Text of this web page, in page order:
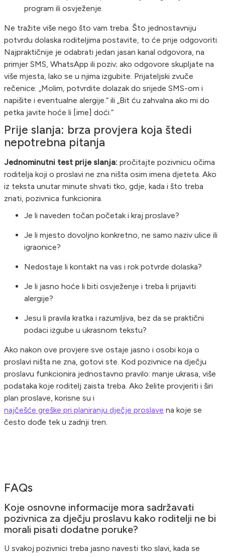
program ili osvježenje.
Ne tražite više nego što vam treba. Što jednostavniju
potvrdu dolaska roditeljima postavite, to će prije odgovoriti.
Najpraktičnije je odabrati jedan jasan kanal odgovora, na
primjer SMS, WhatsApp ili poziv; ako odgovore skupljate na
više mjesta, lako se u njima izgubite. Prijateljski zvuče
rečenice: „Molim, potvrdite dolazak do srijede SMS-om i
napišite i eventualne alergije.“ ili „Bit ću zahvalna ako mi do
petka javite hoće li [ime] doći.“
Prije slanja: brza provjera koja štedi
nepotrebna pitanja
Jednominutni test prije slanja: pročitajte pozivnicu očima
roditelja koji o proslavi ne zna ništa osim imena djeteta. Ako
iz teksta unutar minute shvati tko, gdje, kada i što treba
znati, pozivnica funkcionira.
Je li naveden točan početak i kraj proslave?
Je li mjesto dovoljno konkretno, ne samo naziv ulice ili
igraonice?
Nedostaje li kontakt na vas i rok potvrde dolaska?
Je li jasno hoće li biti osvježenje i treba li prijaviti
alergije?
Jesu li pravila kratka i razumljiva, bez da se praktični
podaci izgube u ukrasnom tekstu?
Ako nakon ove provjere sve ostaje jasno i osobi koja o
proslavi ništa ne zna, gotovi ste. Kod pozivnice na dječju
proslavu funkcionira jednostavno pravilo: manje ukrasa, više
podataka koje roditelj zaista treba. Ako želite provjeriti i širi
plan proslave, korisne su i
najčešće greške pri planiranju dječje proslave na koje se
često dođe tek u zadnji tren.
FAQs
Koje osnovne informacije mora sadržavati
pozivnica za dječju proslavu kako roditelji ne bi
morali pisati dodatne poruke?
U svakoj pozivnici treba jasno navesti tko slavi, kada se